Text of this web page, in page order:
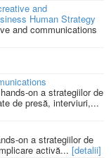
and
Human Strategy
and communications
on a strategiilor de
de presă, interviuri,...
on a strategiilor de
activă... [detalii]